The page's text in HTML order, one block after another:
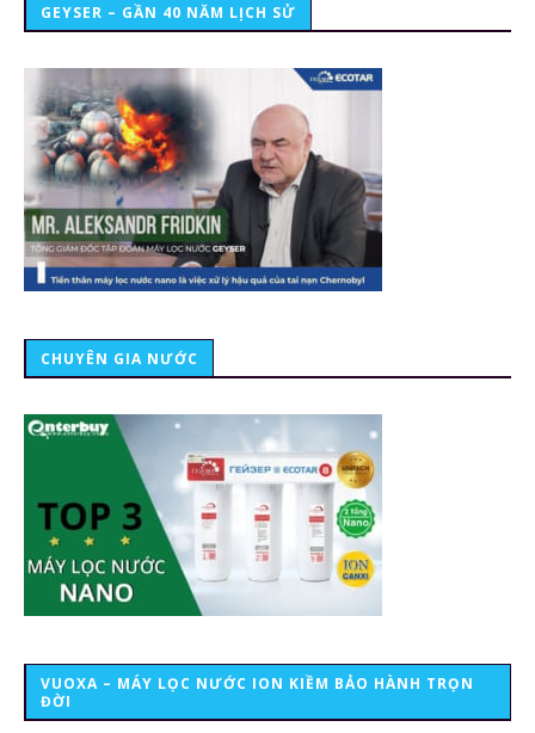
GEYSER – GẦN 40 NĂM LỊCH SỬ
CHUYÊN GIA NƯỚC
VUOXA – MÁY LỌC NƯỚC ION KIỀM BẢO HÀNH TRỌN
ĐỜI